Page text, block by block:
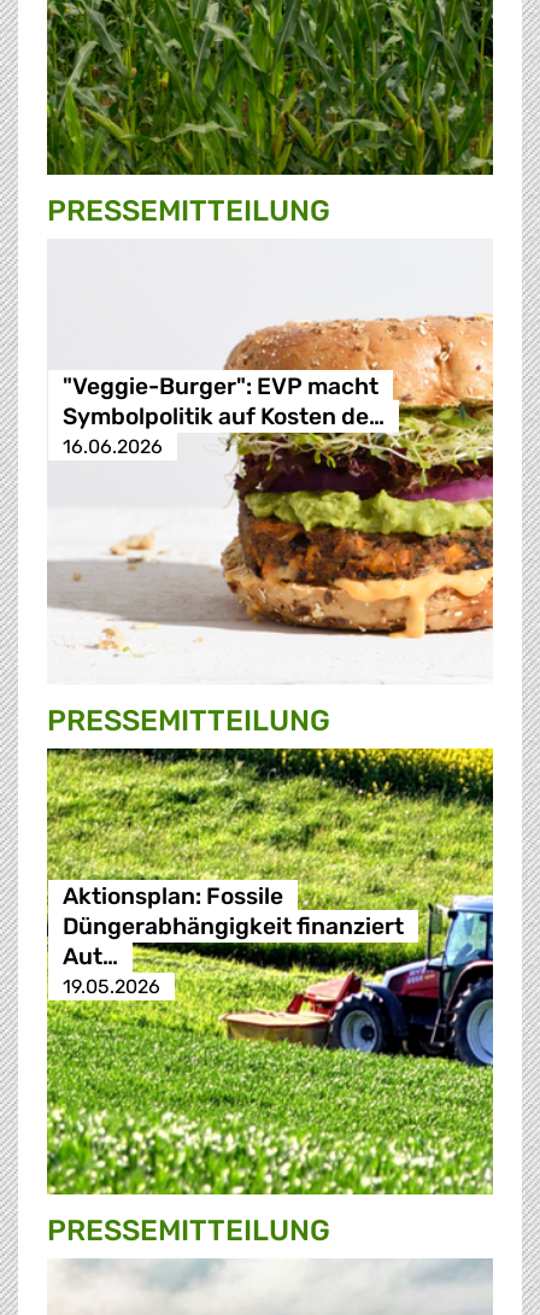
PRESSE­MITTEILUNG
"Veggie-Burger": EVP macht
Symbolpolitik auf Kosten de…
16.06.2026
PRESSE­MITTEILUNG
Aktionsplan: Fossile
Düngerabhängigkeit finanziert
Aut…
19.05.2026
PRESSE­MITTEILUNG